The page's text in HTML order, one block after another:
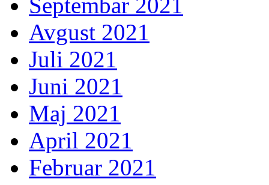
Septembar 2021
Avgust 2021
Juli 2021
Juni 2021
Maj 2021
April 2021
Februar 2021